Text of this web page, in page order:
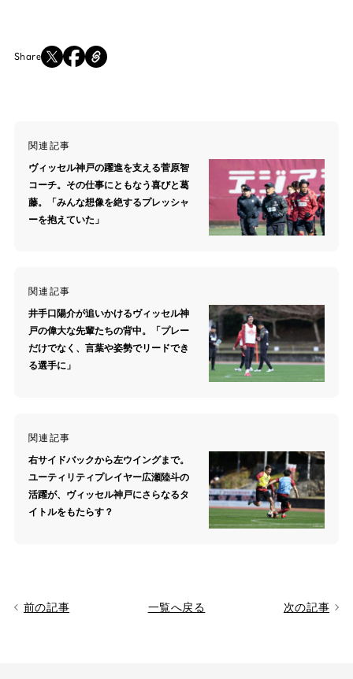
Share
関連記事
ヴィッセル神戸の躍進を支える菅原智
コーチ。その仕事にともなう喜びと葛
藤。「みんな想像を絶するプレッシャ
ーを抱えていた」
関連記事
井手口陽介が追いかけるヴィッセル神
戸の偉大な先輩たちの背中。「プレー
だけでなく、言葉や姿勢でリードでき
る選手に」
関連記事
右サイドバックから左ウイングまで。
ユーティリティプレイヤー広瀬陸斗の
活躍が、ヴィッセル神戸にさらなるタ
イトルをもたらす？
前の記事 一覧へ戻る 次の記事